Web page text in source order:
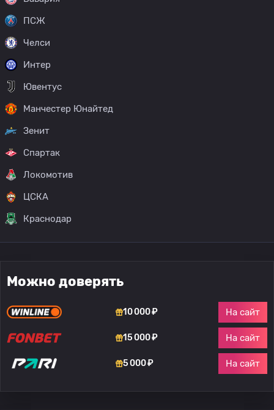
ПСЖ
Челси
Интер
Ювентус
Манчестер Юнайтед
Зенит
Спартак
Локомотив
ЦСКА
Краснодар
Можно доверять
10 000 ₽ На сайт
15 000 ₽ На сайт
5 000 ₽ На сайт